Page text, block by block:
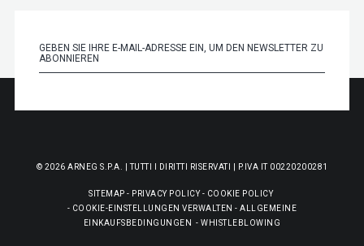
© 2026 ARNEG S.P.A. | TUTTI I DIRITTI RISERVATI | P.IVA IT 00220200281
SITEMAP - PRIVACY POLICY- COOKIE POLICY
- COOKIE-EINSTELLUNGEN VERWALTEN -ALLGEMEINE
EINKAUFSBEDINGUNGEN
-WHISTLEBLOWING